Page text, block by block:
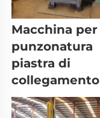
Macchina per
punzonatura
piastra di
collegamento